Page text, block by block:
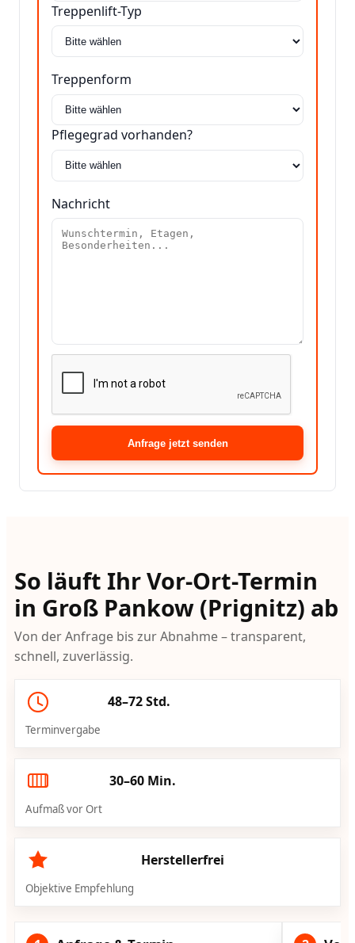
Treppenlift-Typ
Treppenform
Pflegegrad vorhanden?
Nachricht
Anfrage jetzt senden
So läuft Ihr Vor-Ort-Termin
in Groß Pankow (Prignitz) ab
Von der Anfrage bis zur Abnahme – transparent,
schnell, zuverlässig.
48–72 Std.
Terminvergabe
30–60 Min.
Aufmaß vor Ort
Herstellerfrei
Objektive Empfehlung